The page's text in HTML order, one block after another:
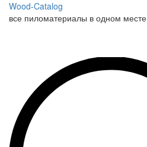
Wood-Catalog
все пиломатериалы в одном месте